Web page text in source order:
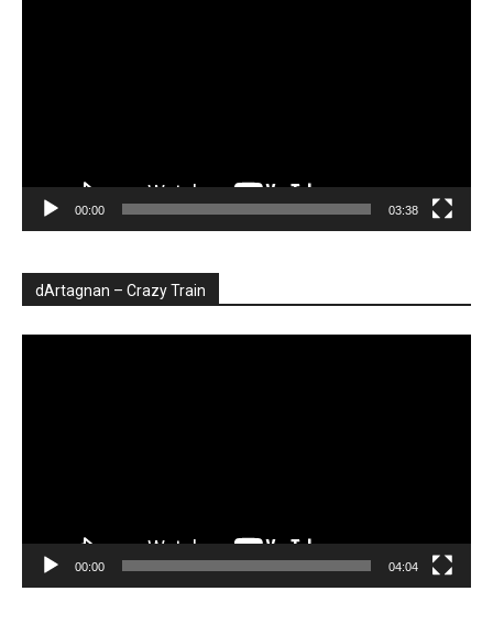
00:00 03:38
dArtagnan – Crazy Train
00:00 04:04